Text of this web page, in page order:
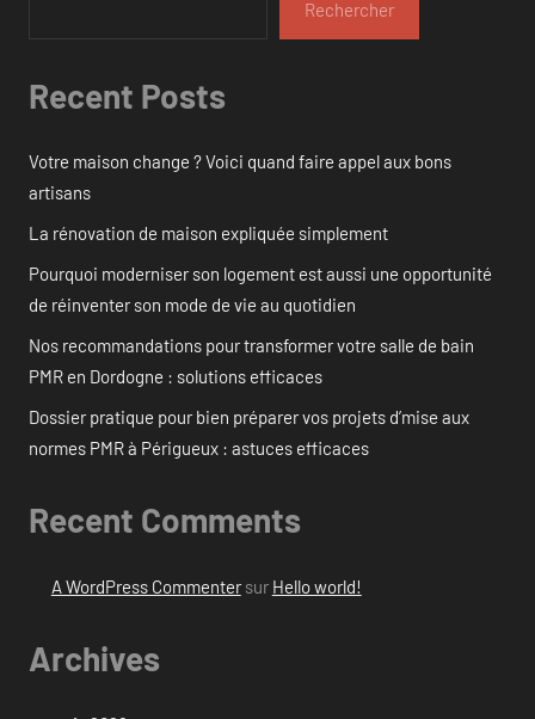
Rechercher
Recent Posts
Votre maison change ? Voici quand faire appel aux bons
artisans
La rénovation de maison expliquée simplement
Pourquoi moderniser son logement est aussi une opportunité
de réinventer son mode de vie au quotidien
Nos recommandations pour transformer votre salle de bain
PMR en Dordogne : solutions efficaces
Dossier pratique pour bien préparer vos projets d’mise aux
normes PMR à Périgueux : astuces efficaces
Recent Comments
A WordPress Commentersur Hello world!
Archives